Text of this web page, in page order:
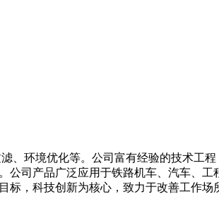
、环境优化等。公司富有经验的技术工程
公司产品广泛应用于铁路机车、汽车、工
标，科技创新为核心，致力于改善工作场